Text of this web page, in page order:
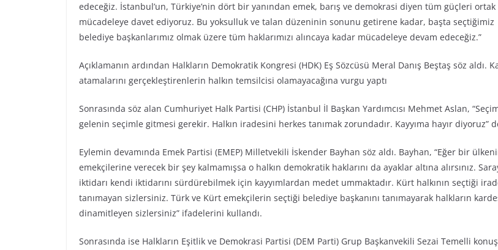
edeceğiz. İstanbul’un, Türkiye’nin dört bir yanından emek, barış ve demokrasi diyen tüm güçleri ortak
mücadeleye davet ediyoruz. Bu yoksulluk ve talan düzeninin sonunu getirene kadar, başta seçtiğimiz
belediye başkanlarımız olmak üzere tüm haklarımızı alıncaya kadar mücadeleye devam edeceğiz.”
Açıklamanın ardından Halkların Demokratik Kongresi (HDK) Eş Sözcüsü Meral Danış Beştaş söz aldı.
atamalarını gerçekleştirenlerin halkın temsilcisi olamayacağına vurgu yaptı
Sonrasında söz alan Cumhuriyet Halk Partisi (CHP) İstanbul İl Başkan Yardımcısı Mehmet Aslan,
gelenin seçimle gitmesi gerekir. Halkın iradesini herkes tanımak zorundadır. Kayyıma hayır diyoruz”
Eylemin devamında Emek Partisi (EMEP) Milletvekili İskender Bayhan söz aldı. Bayhan, “Eğer bir
emekçilerine verecek bir şey kalmamışsa o halkın demokratik haklarını da ayaklar altına alırsınız.
iktidarı kendi iktidarını sürdürebilmek için kayyımlardan medet ummaktadır. Kürt halkının seçtiği
tanımayan sizlersiniz. Türk ve Kürt emekçilerin seçtiği belediye başkanını tanımayarak halkların
dinamitleyen sizlersiniz” ifadelerini kullandı.
Sonrasında ise Halkların Eşitlik ve Demokrasi Partisi (DEM Parti) Grup Başkanvekili Sezai Temelli